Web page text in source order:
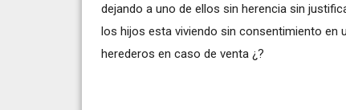
dejando a uno de ellos sin herencia sin
los hijos esta viviendo sin consentimiento en
herederos en caso de venta ¿?